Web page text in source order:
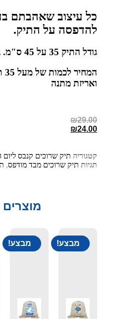
כל עיצוב שאהבתם
להדפסה על התיק.
גודל התיק 35 על 45 ס"מ. גודל ההדפסה 4A
ואריזת מתנה
₪29.00
₪24.00
קטגוריה תיק שרוכים קנבס
תגיות תיק שרוכים מבד מודפס,
מוצרים
מבצע! מבצע!